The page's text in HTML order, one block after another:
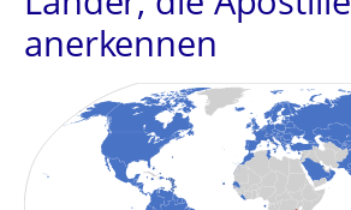
anerkennen